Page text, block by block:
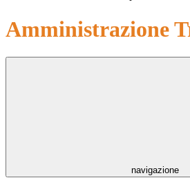
Amministrazione
navigazione